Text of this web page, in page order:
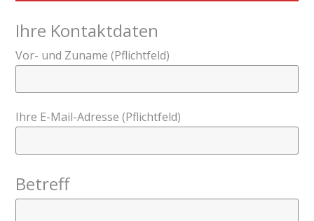
Ihre Kontaktdaten
Vor- und Zuname (Pflichtfeld)
Ihre E-Mail-Adresse (Pflichtfeld)
Betreff